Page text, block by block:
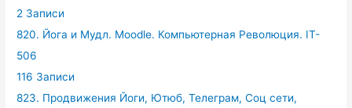
2 Записи
820. Йога и Мудл. Moodle. Компьютерная Революция. IT-
506
116 Записи
823. Продвижения Йоги, Ютюб, Телеграм, Соц сети,